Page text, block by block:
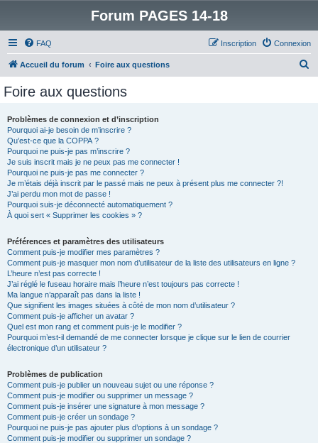
Forum PAGES 14-18
FAQ Connexion
Inscription
Accueil du forum Foire aux questions
Foire aux questions
Problèmes de connexion et d’inscription
Pourquoi ai-je besoin de m’inscrire ?
Qu’est-ce que la COPPA ?
Pourquoi ne puis-je pas m’inscrire ?
Je suis inscrit mais je ne peux pas me connecter !
Pourquoi ne puis-je pas me connecter ?
Je m’étais déjà inscrit par le passé mais ne peux à présent plus me connecter ?!
J’ai perdu mon mot de passe !
Pourquoi suis-je déconnecté automatiquement ?
À quoi sert « Supprimer les cookies » ?
Préférences et paramètres des utilisateurs
Comment puis-je modifier mes paramètres ?
Comment puis-je masquer mon nom d’utilisateur de la liste des utilisateurs en ligne ?
L’heure n’est pas correcte !
J’ai réglé le fuseau horaire mais l’heure n’est toujours pas correcte !
Ma langue n’apparaît pas dans la liste !
Que signifient les images situées à côté de mon nom d’utilisateur ?
Comment puis-je afficher un avatar ?
Quel est mon rang et comment puis-je le modifier ?
Pourquoi m’est-il demandé de me connecter lorsque je clique sur le lien de courrier
électronique d’un utilisateur ?
Problèmes de publication
Comment puis-je publier un nouveau sujet ou une réponse ?
Comment puis-je modifier ou supprimer un message ?
Comment puis-je insérer une signature à mon message ?
Comment puis-je créer un sondage ?
Pourquoi ne puis-je pas ajouter plus d’options à un sondage ?
Comment puis-je modifier ou supprimer un sondage ?